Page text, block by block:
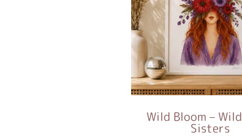
פרינט Wild Bloom – Wild
Sisters